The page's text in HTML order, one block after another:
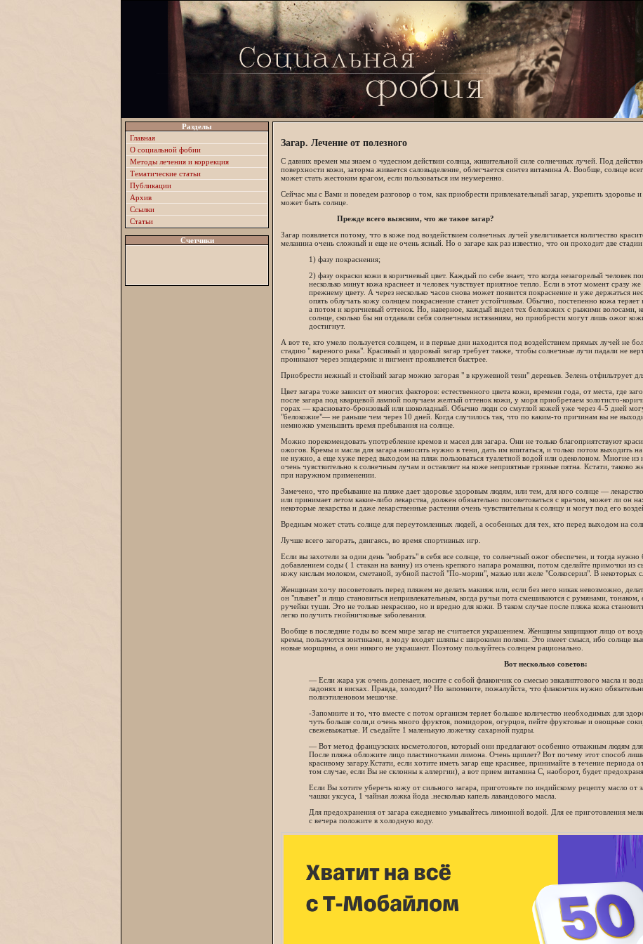
Разделы
Главная
О социальной фобии
Методы лечения и коррекция
Тематические статьи
Публикации
Архив
Ссылки
Статьи
Счетчики
Загар. Лечение от полезного
С давних времен мы знаем о чудесном действии солнца, живительной силе солнечных лучей. Под
поверхности кожи, заторма живается саловыделение, облегчается синтез витамина А. Вообще, солнце
может стать жестоким врагом, если пользоваться им неумеренно.
Сейчас мы с Вами и поведем разговор о том, как приобрести привлекательный загар, укрепить здоровье
может быть солнце.
Прежде всего выясним, что же такое загар?
Загар появляется потому, что в коже под воздействием солнечных лучей увеличивается количество
меланина очень сложный и еще не очень ясный. Но о загаре как раз известно, что он проходит две стадии:
1) фазу покраснения;
2) фазу окраски кожи в коричневый цвет. Каждый по себе знает, что когда незагорелый человек
несколько минут кожа краснеет и человек чувствует приятное тепло. Если в этот момент сразу
прежнему цвету. А через несколько часов снова может появится покраснение и уже держаться
опять облучать кожу солнцем покраснение станет устойчивым. Обычно, постепенно кожа теряет
а потом и коричневый оттенок. Но, наверное, каждый видел тех белокожих с рыжими волосами,
солнце, сколько бы ни отдавали себя солнечным истязаниям, но приобрести могут лишь ожог
достигнут.
А вот те, кто умело пользуется солнцем, и в первые дни находится под воздействием прямых лучей не
стадию " вареного рака". Красивый и здоровый загар требует также, чтобы солнечные лучи падали не
проникают через эпидермис и пигмент проявляется быстрее.
Приобрести нежный и стойкий загар можно загорая " в кружевной тени" деревьев. Зелень отфильтрует
Цвет загара тоже зависит от многих факторов: естественного цвета кожи, времени года, от места, где
после загара под кварцевой лампой получаем желтый оттенок кожи, у моря приобретаем золотисто-
горах — красновато-бронзовый или шоколадный. Обычно люди со смуглой кожей уже через 4-5 дней
"белокожие"— не раньше чем через 10 дней. Когда случилось так, что по каким-то причинам вы не
немножко уменьшить время пребывания на солнце.
Можно порекомендовать употребление кремов и масел для загара. Они не только благоприятствуют
ожогов. Кремы и масла для загара наносить нужно в тени, дать им впитаться, и только потом выходить
не нужно, а еще хуже перед выходом на пляж пользоваться туалетной водой или одеколоном. Многие из
очень чувствительно к солнечным лучам и оставляет на коже неприятные грязные пятна. Кстати, таково
при наружном применении.
Замечено, что пребывание на пляже дает здоровье здоровым людям, или тем, для кого солнце —
или принимает летом какие-либо лекарства, должен обязательно посоветоваться с врачом, может ли он
некоторые лекарства и даже лекарственные растения очень чувствительны к солнцу и могут под его
Вредным может стать солнце для переутомленных людей, а особенных для тех, кто перед выходом на
Лучше всего загорать, двигаясь, во время спортивных игр.
Если вы захотели за один день "вобрать" в себя все солнце, то солнечный ожог обеспечен, и тогда
добавлением соды ( 1 стакан на ванну) из очень крепкого напара ромашки, потом сделайте примочки из
кожу кислым молоком, сметаной, зубной пастой "По-морин", мазью или желе "Солкосерил". В некоторых
Женщинам хочу посоветовать перед пляжем не делать макияж или, если без него никак невозможно,
он "плывет" и лицо становиться непривлекательным, когда ручьи пота смешиваются с румянами,
ручейки туши. Это не только некрасиво, но и вредно для кожи. В таком случае после пляжа кожа
легко получить гнойничковые заболевания.
Вообще в последние годы во всем мире загар не считается украшением. Женщины защищают лицо от
кремы, пользуются зонтиками, в моду входят шляпы с широкими полями. Это имеет смысл, ибо солнце
новые морщины, а они никого не украшают. Поэтому пользуйтесь солнцем рационально.
Вот несколько советов:
— Если жара уж очень допекает, носите с собой флакончик со смесью эвкалиптового масла и
ладонях и висках. Правда, холодит? Но запомните, пожалуйста, что флакончик нужно
полиэтиленовом мешочке.
-Запомните и то, что вместе с потом организм теряет большое количество необходимых для
чуть больше соли,и очень много фруктов, помидоров, огурцов, пейте фруктовые и овощные
свежевыжатые. И съедайте 1 маленькую ложечку сахарной пудры.
— Вот метод французских косметологов, который они предлагают особенно отважным людям
После пляжа обложите лицо пластиночками лимона. Очень щиплет? Вот почему этот способ
красивому загару.Кстати, если хотите иметь загар еще красивее, принимайте в течение
том случае, если Вы не склонны к аллергии), а вот прием витамина С, наоборот, будет
Если Вы хотите уберечь кожу от сильного загара, приготовьте по индийскому рецепту масло от
чашки уксуса, 1 чайная ложка йода .несколько капель лавандового масла.
Для предохранения от загара ежедневно умывайтесь лимонной водой. Для ее приготовления
с вечера положите в холодную воду.